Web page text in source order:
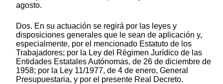
agosto.
Dos. En su actuación se regirá por las leyes y
disposiciones generales que le sean de aplicación y,
especialmente, por el mencionado Estatuto de los
Trabajadores; por la Ley del Régimen Jurídico de las
Entidades Estatales Autónomas, de 26 de diciembre de
1958; por la Ley 11/1977, de 4 de enero, General
Presupuestaria, y por el presente Real Decreto.